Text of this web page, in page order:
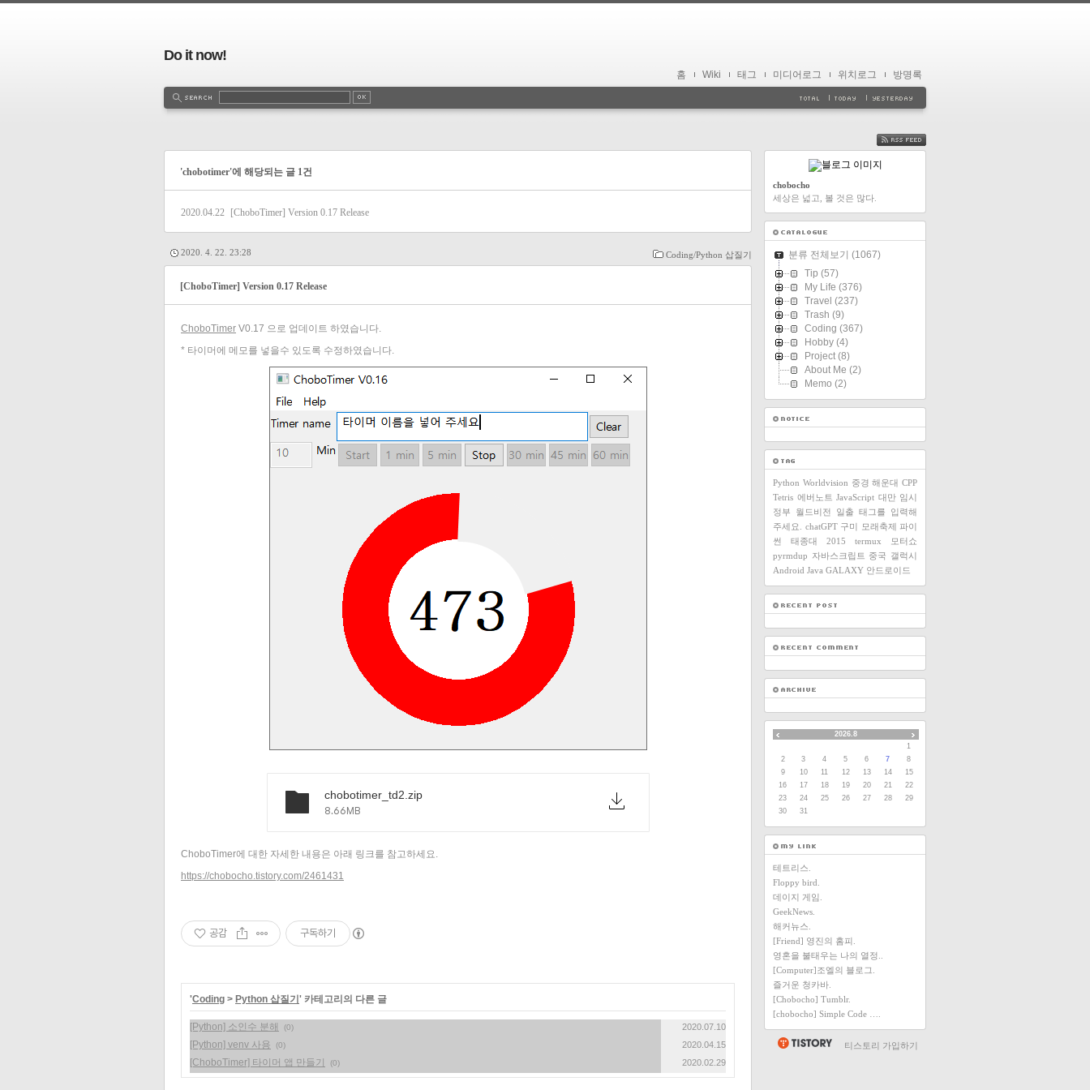
Do it now!
홈 Wiki 태그 미디어로그 위치로그 방명록
'chobotimer'에 해당되는 글 1건
2020.04.22 [ChoboTimer] Version 0.17 Release
Coding/Python 삽질기
2020. 4. 22. 23:28
[ChoboTimer] Version 0.17 Release
ChoboTimer V0.17 으로 업데이트 하였습니다.
* 타이머에 메모를 넣을수 있도록 수정하였습니다.
chobotimer_td2.zip
8.66MB
ChoboTimer에 대한 자세한 내용은 아래 링크를 참고하세요.
https://chobocho.tistory.com/2461431
공감 구독하기
'Coding > Python 삽질기 ' 카테고리의 다른 글
[Python] 소인수 분해 (0) 2020.07.10
[Python] venv 사용 (0) 2020.04.15
[ChoboTimer] 타이머 앱 만들기 (0) 2020.02.29
FEED
chobocho
세상은 넓고, 볼 것은 많다.
분류 전체보기 (1067)
Tip (57)
My Life (376)
Travel (237)
Trash (9)
Coding (367)
Hobby (4)
Project (8)
About Me (2)
Memo (2)
Python Worldvision 중경 해운대 CPP
Tetris 에버노트 JavaScript 대만 임시
정부
월드비전 일출 태그를 입력해
주세요.
chatGPT 구미 모래축제 파이
썬
태종대 2015 termux
모터쇼
pyrmdup 자바스크립트 중국 갤럭시
Android Java GALAXY 안드로이드
2026.8
1
2
3 4 5 6 7
8
9
10 11 12 13 14
15
16
17 18 19 20 21
22
23
24 25 26 27 28
29
30
31
테트리스.
Floppy bird.
데이지 게임.
GeekNews.
해커뉴스.
[Friend] 영진의 홈피.
영혼을 불태우는 나의 열정..
[Computer]조엘의 블로그.
즐거운 청카바.
[Chobocho] Tumblr.
[chobocho] Simple Code ….
티스토리 가입하기